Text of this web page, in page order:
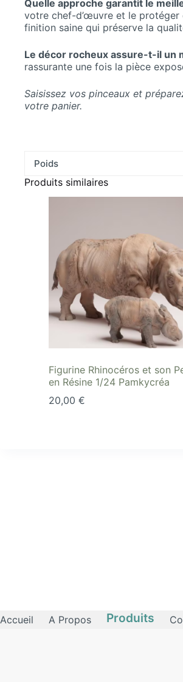
Quelle approche garantit le
votre chef-d’œuvre et le protéger
finition saine qui préserve la
Le décor rocheux assure-t-il un
rassurante une fois la pièce
Saisissez vos pinceaux et
votre panier.
Poids
Produits similaires
Figurine Rhinocéros et son
en Résine 1/24 Pamkycréa
20,00 €
Accueil A Propos Produits